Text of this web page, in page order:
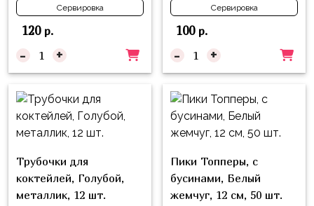
Сервировка
120р.
- +
Сервировка
100р.
- +
Трубочки для
коктейлей, Голубой,
металлик, 12 шт.
Пики Топперы, с
бусинами, Белый
жемчуг, 12 см, 50 шт.
фигуры
Коробка-
сюрприз
Бизнес
Индивидуальная
надпись
на
шар
Буквы
Фиксики
Котэ
Динозавры
Микки
и
Спорт
Для